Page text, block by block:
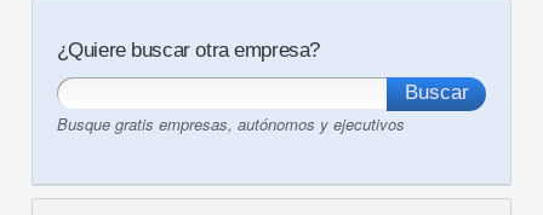
¿Quiere buscar otra empresa?
Busque gratis empresas, autónomos y ejecutivos